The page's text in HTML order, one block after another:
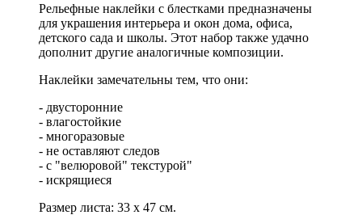
Рельефные наклейки с блестками предназначены
для украшения интерьера и окон дома, офиса,
детского сада и школы. Этот набор также удачно
дополнит другие аналогичные композиции.
Наклейки замечательны тем, что они:
- двусторонние
- влагостойкие
- многоразовые
- не оставляют следов
- с "велюровой" текстурой"
- искрящиеся
Размер листа: 33 х 47 см.